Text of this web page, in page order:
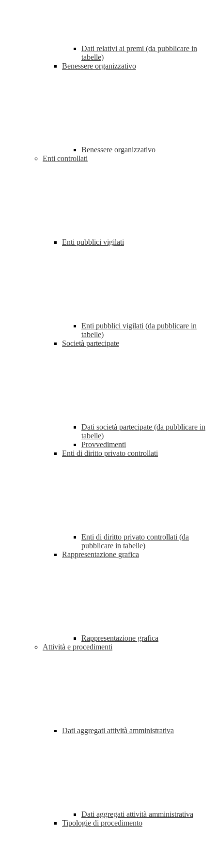
Dati relativi ai premi (da pubblicare in
tabelle)
Benessere organizzativo
Benessere organizzativo
Enti controllati
Enti pubblici vigilati
Enti pubblici vigilati (da pubblicare in
tabelle)
Società partecipate
Dati società partecipate (da pubblicare in
tabelle)
Provvedimenti
Enti di diritto privato controllati
Enti di diritto privato controllati (da
pubblicare in tabelle)
Rappresentazione grafica
Rappresentazione grafica
Attività e procedimenti
Dati aggregati attività amministrativa
Dati aggregati attività amministrativa
Tipologie di procedimento